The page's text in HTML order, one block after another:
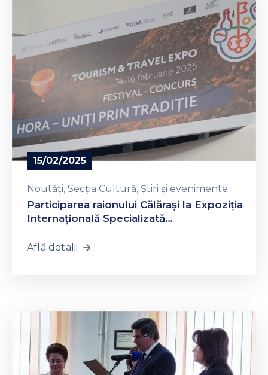
15/02/2025
Noutăți‚ Secția Cultură‚ Știri și evenimente
Participarea raionului Călărași la Expoziția
Internațională Specializată
XXVIII-a
Află detalii